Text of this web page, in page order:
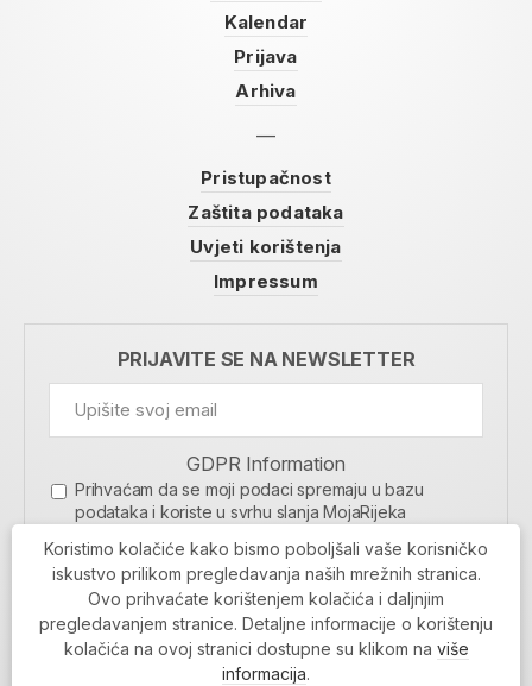
Kalendar
Prijava
Arhiva
Pristupačnost
Zaštita podataka
Uvjeti korištenja
Impressum
PRIJAVITE SE NA NEWSLETTER
GDPR Information
Prihvaćam da se moji podaci spremaju u bazu
podataka i koriste u svrhu slanja MojaRijeka
MOJARIJEKA NEWSLETTER
PRIJAVI SE
Koristimo kolačiće kako bismo poboljšali vaše korisničko
iskustvo prilikom pregledavanja naših mrežnih stranica.
Ovo prihvaćate korištenjem kolačića i daljnjim
pregledavanjem stranice. Detaljne informacije o korištenju
kolačića na ovoj stranici dostupne su klikom na više
informacija.